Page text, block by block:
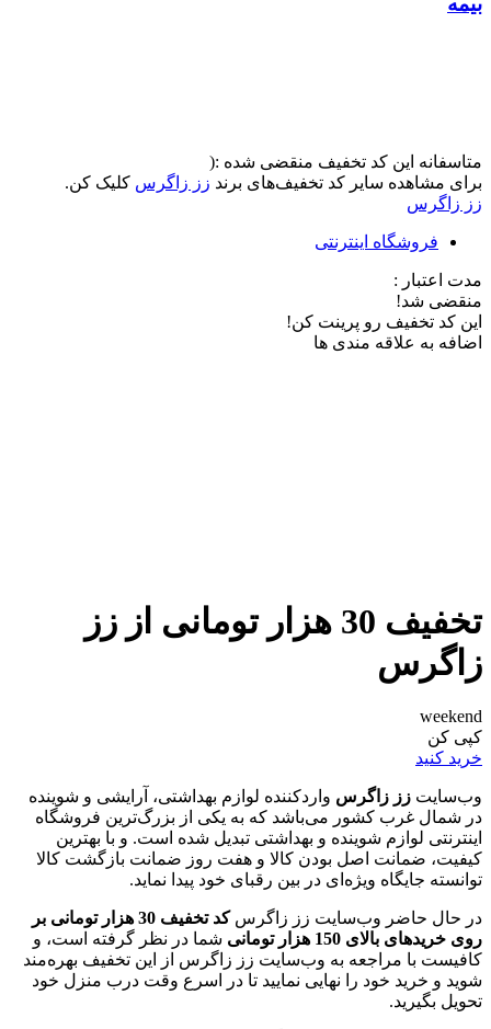
متاسفانه این کد تخفیف منقضی شده :(
برای مشاهده سایر کد تخفیف‌های برند زز زاگرس کلیک کن.
زز زاگرس
فروشگاه اینترنتی
مدت اعتبار :
منقضی شد!
این کد تخفیف رو پرینت کن!
اضافه به علاقه مندی ها
تخفیف 30 هزار تومانی از زز
زاگرس
weekend
کپی کن
خرید کنید
وب‌سایت زز زاگرس واردکننده لوازم بهداشتی، آرایشی و شوینده
در شمال غرب کشور می‌باشد که به یکی از بزرگ‌ترین فروشگاه
اینترنتی لوازم شوینده و بهداشتی تبدیل شده است. و با بهترین
کیفیت، ضمانت اصل بودن کالا و هفت روز ضمانت بازگشت کالا
توانسته جایگاه ویژه‌ای در بین رقبای خود پیدا نماید.
در حال حاضر وب‌سایت زز زاگرسکد تخفیف 30 هزار تومانی
بر
روی خریدهای بالای 150 هزار تومانی
شما در نظر گرفته است، و
کافیست با مراجعه به وب‌سایت زز زاگرس از این تخفیف بهره‌مند
شوید و خرید خود را نهایی نمایید تا در اسرع وقت درب منزل خود
تحویل بگیرید.